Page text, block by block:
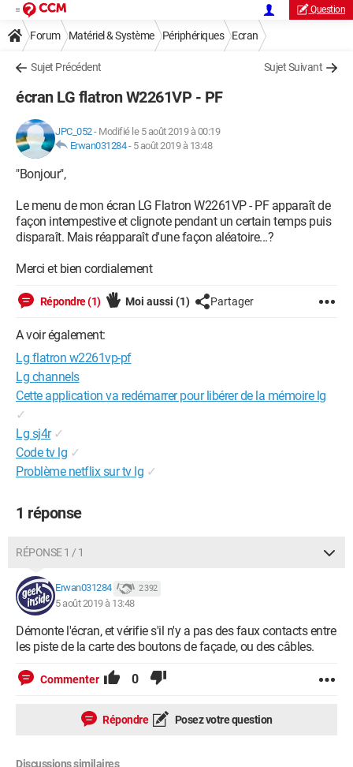
Question
Forum Matériel & Système Périphériques Ecran
Sujet Précédent Sujet Suivant
écran LG flatron W2261VP - PF
JPC_052- Modifié le 5 août 2019 à 00:19
Erwan031284- 5 août 2019 à 13:48
"Bonjour",
Le menu de mon écran LG Flatron W2261VP - PF apparaît de
façon intempestive et clignote pendant un certain temps puis
disparaît. Mais réapparaît d'une façon aléatoire...?
Merci et bien cordialement
Répondre (1) Moi aussi (1) Partager
A voir également:
Lg flatron w2261vp-pf
Lg channels
Cette application va redémarrer pour libérer de la mémoire lg
✓
Lg sj4r ✓
Code tv lg ✓
Problème netflix sur tv lg ✓
1 réponse
RÉPONSE 1 / 1
Erwan031284 2 392
5 août 2019 à 13:48
Démonte l'écran, et vérifie s'il n'y a pas des faux contacts entre
les piste de la carte des boutons de façade, ou des câbles.
Commenter 0
Répondre Posez votre question
Discussions similaires